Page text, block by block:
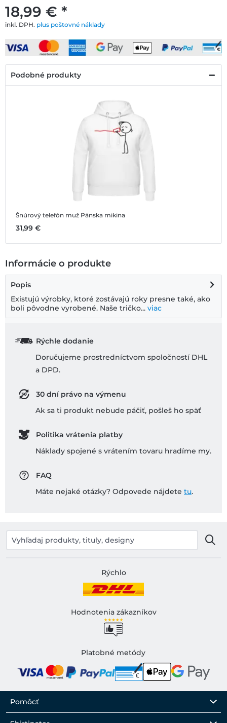
18,99 € *
inkl. DPH. plus poštovné náklady
Podobné produkty
Šnúrový telefón muž Pánska mikina
31,99 €
Informácie o produkte
Popis
Existujú výrobky, ktoré zostávajú roky presne také, ako
boli pôvodne vyrobené. Naše tričko... viac
Rýchle dodanie
Doručujeme prostredníctvom spoločností DHL
a DPD.
30 dní právo na výmenu
Ak sa ti produkt nebude páčiť, pošleš ho späť
Politika vrátenia platby
Náklady spojené s vrátením tovaru hradíme my.
FAQ
Máte nejaké otázky? Odpovede nájdete tu.
Rýchlo
Hodnotenia zákazníkov
Platobné metódy
Pomôcť